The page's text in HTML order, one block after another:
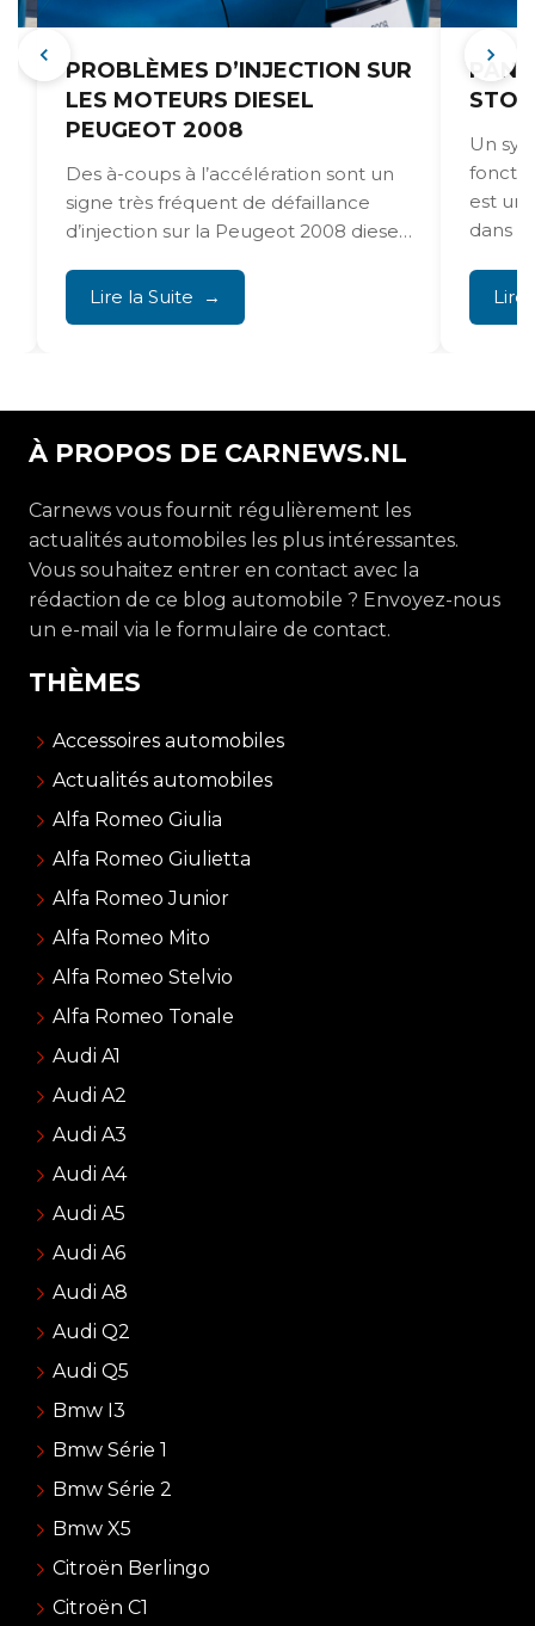
PROBLÈMES D’INJECTION SUR
LES MOTEURS DIESEL
PEUGEOT 2008
Des à-coups à l’accélération sont un
signe très fréquent de défaillance
d’injection sur la Peugeot 2008 diesel,
Lire la Suite
Un
est un
dans
Lire
À PROPOS DE CARNEWS.NL
Carnews vous fournit régulièrement les
actualités automobiles les plus intéressantes.
Vous souhaitez entrer en contact avec la
rédaction de ce blog automobile ? Envoyez-nous
un e-mail via le formulaire de contact.
THÈMES
Accessoires automobiles
Actualités automobiles
Alfa Romeo Giulia
Alfa Romeo Giulietta
Alfa Romeo Junior
Alfa Romeo Mito
Alfa Romeo Stelvio
Alfa Romeo Tonale
Audi A1
Audi A2
Audi A3
Audi A4
Audi A5
Audi A6
Audi A8
Audi Q2
Audi Q5
Bmw I3
Bmw Série 1
Bmw Série 2
Bmw X5
Citroën Berlingo
Citroën C1